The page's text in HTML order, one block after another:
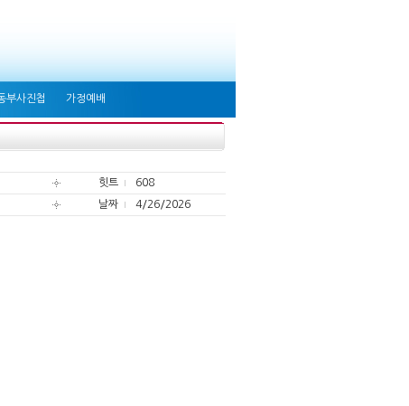
부사진첩 가정예배
힛트
608
날짜 4/26/2026